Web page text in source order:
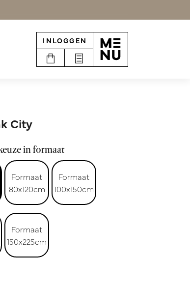
INLOGGEN
City
in formaat
Formaat
80x120cm
Formaat
100x150cm
Formaat
150x225cm